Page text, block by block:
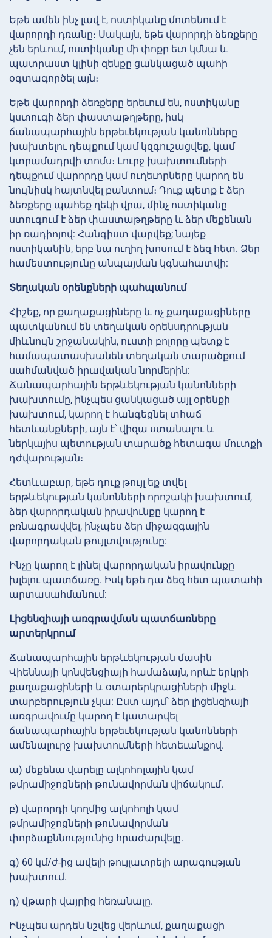
Եթե ամեն ինչ լավ է, ոստիկանը մոտենում է
վարորդի դռանը։ Սակայն, եթե վարորդի ձեռքերը
չեն երևում, ոստիկանը մի փոքր ետ կմնա և
պատրաստ կլինի զենքը ցանկացած պահի
օգտագործել այն։
Եթե վարորդի ձեռքերը երեւում են, ոստիկանը
կստուգի ձեր փաստաթղթերը, իսկ
ճանապարհային երթեւեկության կանոնները
խախտելու դեպքում կամ կզգուշացվեք, կամ
կտրամադրվի տոմս։ Լուրջ խախտումների
դեպքում վարորդը կամ ուղեւորները կարող են
նույնիսկ հայտնվել բանտում։ Դուք պետք է ձեր
ձեռքերը պահեք ղեկի վրա, մինչ ոստիկանը
ստուգում է ձեր փաստաթղթերը և ձեր մեքենան
իր ռադիոյով: Հանգիստ վարվեք; նայեք
ոստիկանին, երբ նա ուղիղ խոսում է ձեզ հետ. Ձեր
համեստությունը անպայման կգնահատվի:
Տեղական օրենքների պահպանում
Հիշեք, որ քաղաքացիները և ոչ քաղաքացիները
պատկանում են տեղական օրենսդրության
միևնույն շրջանակին, ուստի բոլորը պետք է
համապատասխանեն տեղական տարածքում
սահմանված իրավական նորմերին:
Ճանապարհային երթևեկության կանոնների
խախտումը, ինչպես ցանկացած այլ օրենքի
խախտում, կարող է հանգեցնել տհաճ
հետևանքների, այն է՝ վիզա ստանալու և
ներկայիս պետության տարածք հետագա մուտքի
դժվարության։
Հետևաբար, եթե դուք թույլ եք տվել
երթևեկության կանոնների որոշակի խախտում,
ձեր վարորդական իրավունքը կարող է
բռնագրավվել, ինչպես ձեր միջազգային
վարորդական թույլտվությունը:
Ինչը կարող է լինել վարորդական իրավունքը
խլելու պատճառը. Իսկ եթե դա ձեզ հետ պատահի
արտասահմանում:
Լիցենզիայի առգրավման պատճառները
արտերկրում
Ճանապարհային երթևեկության մասին
Վիեննայի կոնվենցիայի համաձայն, որևէ երկրի
քաղաքացիների և օտարերկրացիների միջև
տարբերություն չկա: Ըստ այդմ՝ ձեր լիցենզիայի
առգրավումը կարող է կատարվել
ճանապարհային երթեւեկության կանոնների
ամենալուրջ խախտումների հետեւանքով.
ա) մեքենա վարելը ալկոհոլային կամ
թմրամիջոցների թունավորման վիճակում.
բ) վարորդի կողմից ալկոհոլի կամ
թմրամիջոցների թունավորման
փորձաքննությունից հրաժարվելը.
գ) 60 կմ/ժ-ից ավելի թույլատրելի արագության
խախտում.
դ) վթարի վայրից հեռանալը.
Ինչպես արդեն նշվեց վերևում, քաղաքացի